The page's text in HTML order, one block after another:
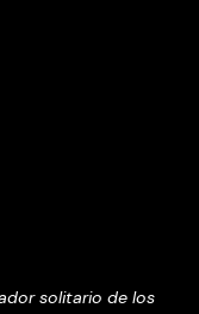
solitario de los